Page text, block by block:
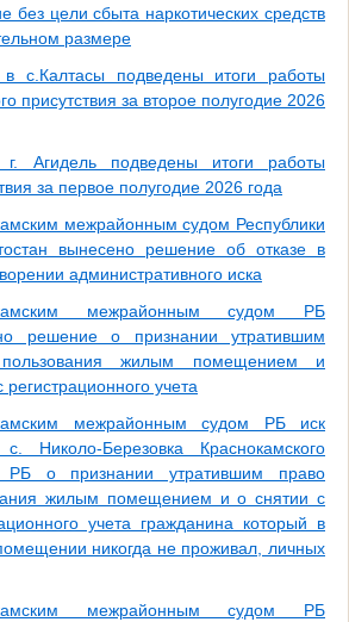
без цели сбыта наркотических средств
размере
с.Калтасы подведены итоги работы
присутствия за второе полугодие 2026
Агидель подведены итоги работы
за первое полугодие 2026 года
межрайонным судом Республики
вынесено решение об отказе в
административного иска
межрайонным судом РБ
решение о признании утратившим
жилым помещением и
регистрационного учета
межрайонным судом РБ иск
Николо-Березовка Краснокамского
РБ о признании утратившим право
жилым помещением и о снятии с
учета гражданина который в
никогда не проживал, личных
межрайонным судом РБ